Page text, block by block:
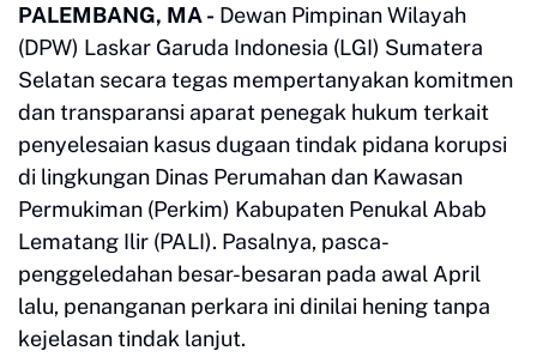
PALEMBANG, MA - Dewan Pimpinan Wilayah
(DPW) Laskar Garuda Indonesia (LGI) Sumatera
Selatan secara tegas mempertanyakan komitmen
dan transparansi aparat penegak hukum terkait
penyelesaian kasus dugaan tindak pidana korupsi
di lingkungan Dinas Perumahan dan Kawasan
Permukiman (Perkim) Kabupaten Penukal Abab
Lematang Ilir (PALI). Pasalnya, pasca-
penggeledahan besar-besaran pada awal April
lalu, penanganan perkara ini dinilai hening tanpa
kejelasan tindak lanjut.